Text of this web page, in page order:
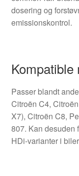
dosering og
emissionskontrol.
Kompatible
Passer blandt
Citroën C4, Citroën
X7), Citroën C8,
807. Kan desuden
HDi-varianter i